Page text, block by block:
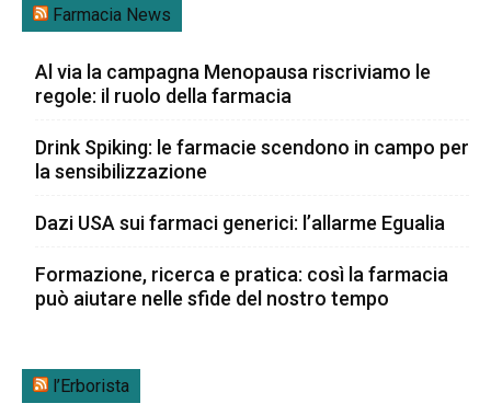
Farmacia News
Al via la campagna Menopausa riscriviamo le
regole: il ruolo della farmacia
Drink Spiking: le farmacie scendono in campo per
la sensibilizzazione
Dazi USA sui farmaci generici: l’allarme Egualia
Formazione, ricerca e pratica: così la farmacia
può aiutare nelle sfide del nostro tempo
l’Erborista